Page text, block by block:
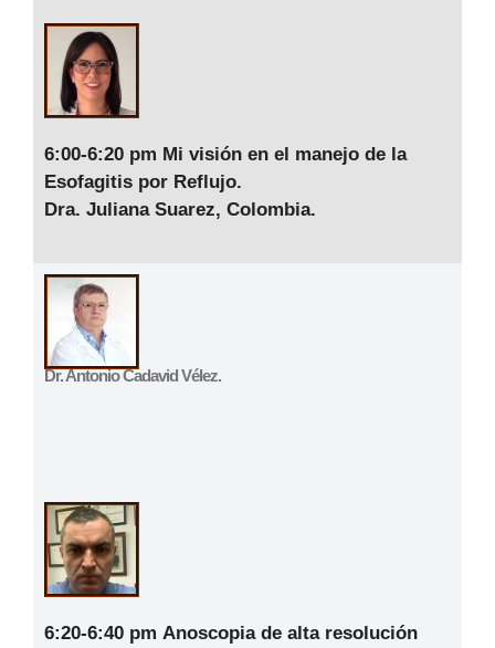
6:00-6:20 pm Mi visión en el manejo de la
Esofagitis por Reflujo.
Dra. Juliana Suarez, Colombia.
Dr. Antonio Cadavid Vélez.
6:20-6:40 pm Anoscopia de alta resolución